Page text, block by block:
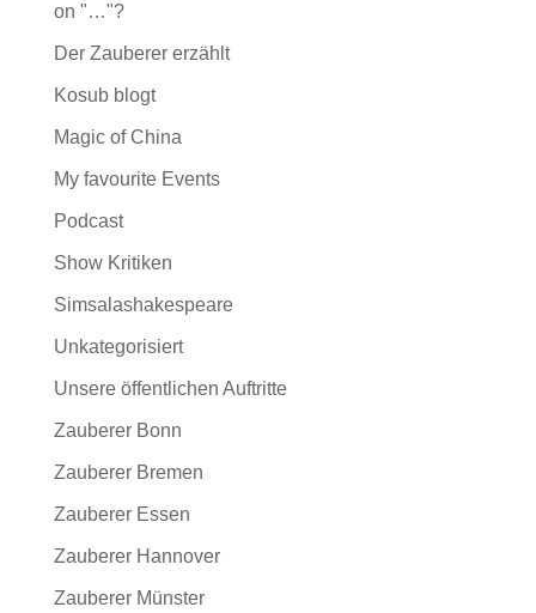
on "…"?
Der Zauberer erzählt
Kosub blogt
Magic of China
My favourite Events
Podcast
Show Kritiken
Simsalashakespeare
Unkategorisiert
Unsere öffentlichen Auftritte
Zauberer Bonn
Zauberer Bremen
Zauberer Essen
Zauberer Hannover
Zauberer Münster